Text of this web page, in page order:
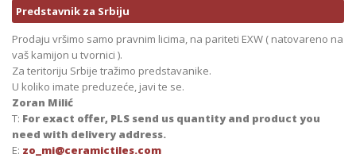
Predstavnik za Srbiju
Prodaju vršimo samo pravnim licima, na pariteti EXW ( natovareno na
vaš kamijon u tvornici ).
Za teritoriju Srbije tražimo predstavanike.
U koliko imate preduzeće, javi te se.
Zoran Milić
T: For exact offer, PLS send us quantity and product you
need with delivery address.
E: zo_mi@ceramictiles.com